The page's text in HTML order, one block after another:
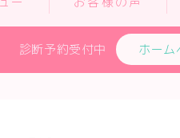
診断予約受付中 ホーム